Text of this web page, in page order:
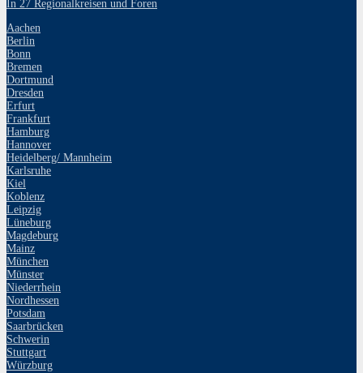
In 27 Regionalkreisen und Foren
Aachen
Berlin
Bonn
Bremen
Dortmund
Dresden
Erfurt
Frankfurt
Hamburg
Hannover
Heidelberg/ Mannheim
Karlsruhe
Kiel
Koblenz
Leipzig
Lüneburg
Magdeburg
Mainz
München
Münster
Niederrhein
Nordhessen
Potsdam
Saarbrücken
Schwerin
Stuttgart
Würzburg